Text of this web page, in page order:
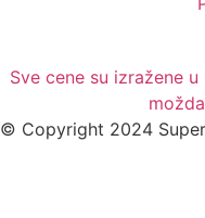
Sve cene su izražene
© Copyright 2024